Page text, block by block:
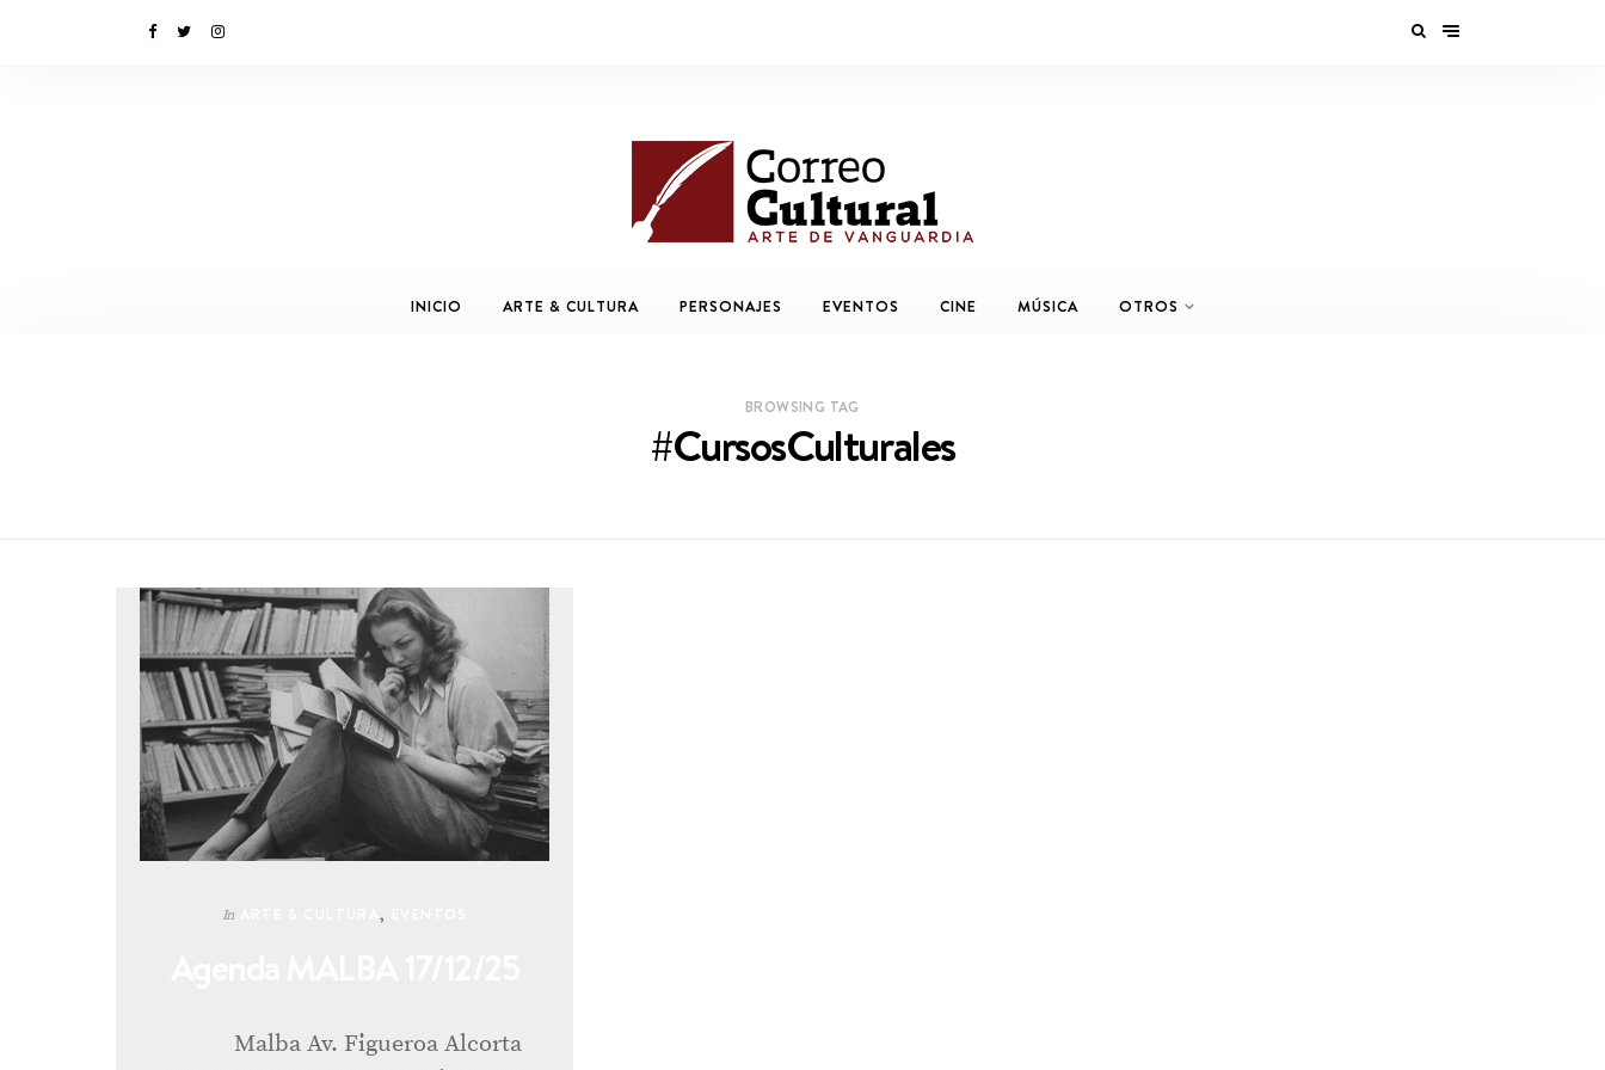
INICIO ARTE & CULTURA PERSONAJES EVENTOS CINE MÚSICA OTROS
BROWSING TAG
#CursosCulturales
In ARTE & CULTURA,
Malba Av. Figueroa Alcorta